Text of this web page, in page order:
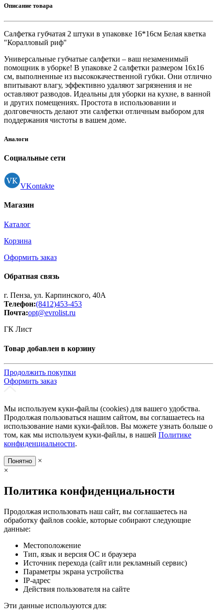
Описание товара
Салфетка губчатая 2 штуки в упаковке 16*16см Белая кветка
"Коралловый риф"
Универсальные губчатые салфетки – ваш незаменимый
помощник в уборке! В упаковке 2 салфетки размером 16х16
см, выполненные из высококачественной губки. Они отлично
впитывают влагу, эффективно удаляют загрязнения и не
оставляют разводов. Идеальны для уборки на кухне, в ванной
и других помещениях. Простота в использовании и
долговечность делают эти салфетки отличным выбором для
поддержания чистоты в вашем доме.
Аналоги
Социальные сети
VKontakte
Магазин
Каталог
Корзина
Оформить заказ
Обратная связь
г. Пенза, ул. Карпинского, 40А
Телефон:(8412)453-453
Почта:opt@evrolist.ru
ГК Лист
Товар добавлен в корзину
Продолжить покупки
Оформить заказ
Мы используем куки-файлы (cookies) для вашего удобства.
Продолжая пользоваться нашим сайтом, вы соглашаетесь на
использование нами куки-файлов. Вы можете узнать больше о
том, как мы используем куки-файлы, в нашей Политике
конфиденциальности.
Понятно
×
×
Политика конфиденциальности
Продолжая использовать наш сайт, вы соглашаетесь на
обработку файлов cookie, которые собирают следующие
данные:
Местоположение
Тип, язык и версия ОС и браузера
Источник перехода (сайт или рекламный сервис)
Параметры экрана устройства
IP-адрес
Действия пользователя на сайте
Эти данные используются для: